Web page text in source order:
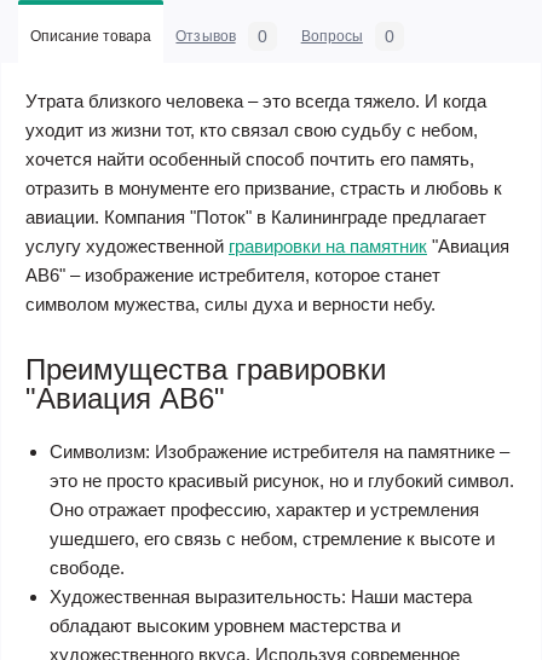
Описание товара Отзывов 0 Вопросы 0
Утрата близкого человека – это всегда тяжело. И когда
уходит из жизни тот, кто связал свою судьбу с небом,
хочется найти особенный способ почтить его память,
отразить в монументе его призвание, страсть и любовь к
авиации. Компания "Поток" в Калининграде предлагает
услугу художественной гравировки на памятник "Авиация
АВ6" – изображение истребителя, которое станет
символом мужества, силы духа и верности небу.
Преимущества гравировки
"Авиация АВ6"
Символизм: Изображение истребителя на памятнике –
это не просто красивый рисунок, но и глубокий символ.
Оно отражает профессию, характер и устремления
ушедшего, его связь с небом, стремление к высоте и
свободе.
Художественная выразительность: Наши мастера
обладают высоким уровнем мастерства и
художественного вкуса. Используя современное